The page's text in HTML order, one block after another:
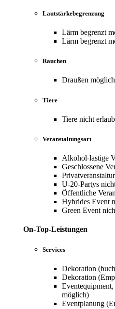
Lautstärkebegrenzung
Lärm begrenzt
Lärm begrenzt
Rauchen
Draußen möglich
Tiere
Tiere nicht
Veranstaltungsart
Alkohol-lastige
Geschlossene
U-20-Partys
Öffentliche
Hybrides Event
Green Event
On-Top-Leistungen
Services
Dekoration
Dekoration
möglich)
Eventplanung